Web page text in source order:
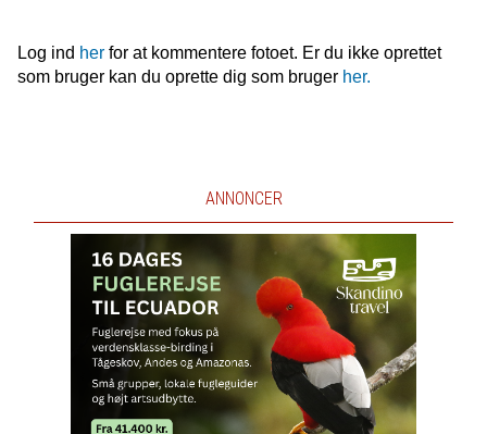
Log ind herfor at kommentere fotoet. Er du ikke oprettet
som bruger kan du oprette dig som bruger her.
ANNONCER